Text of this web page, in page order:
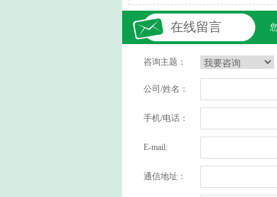
在线留言
咨询主题：
公司/姓名：
手机/电话：
E-mail:
通信地址：